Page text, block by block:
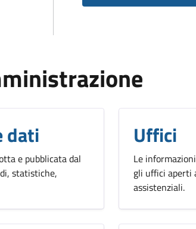
dati
e pubblicata dal
statistiche,
Uffici
Le
gli uffici aperti
assistenziali.